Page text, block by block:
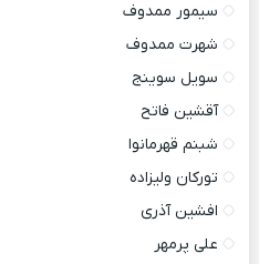
سیمور ممدوف
شهرت ممدوف
سویل سوینج
آقشین فاتح
شبنم قهرمانوا
تورکان ولیزاده
افشین آذری
علی پرمهر